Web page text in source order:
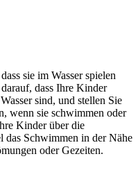
sie im Wasser spielen
dass Ihre Kinder
sind, und stellen Sie
wenn sie schwimmen oder
Kinder über die
das Schwimmen in der Nähe
oder Gezeiten.